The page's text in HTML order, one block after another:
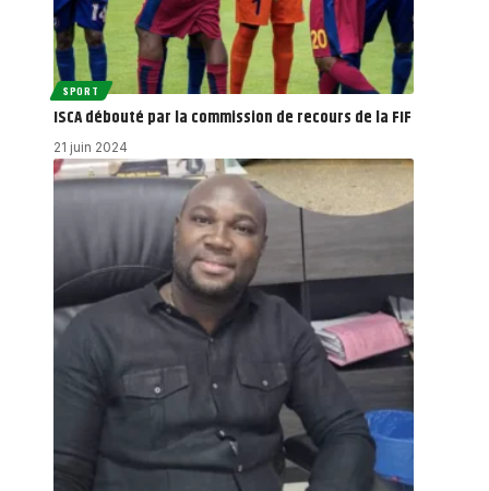
SPORT
ISCA débouté par la commission de recours de la FIF
21 juin 2024